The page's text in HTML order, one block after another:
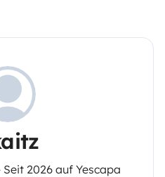
2026 auf Yescapa